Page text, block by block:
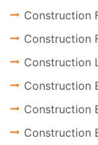
Construction
Construction
Construction
Construction
Construction
Construction